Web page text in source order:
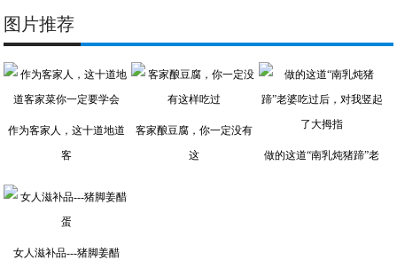
图片推荐
作为客家人，这十道地道
客
客家酿豆腐，你一定没有
这
做的这道“南乳炖猪蹄”老
女人滋补品---猪脚姜醋